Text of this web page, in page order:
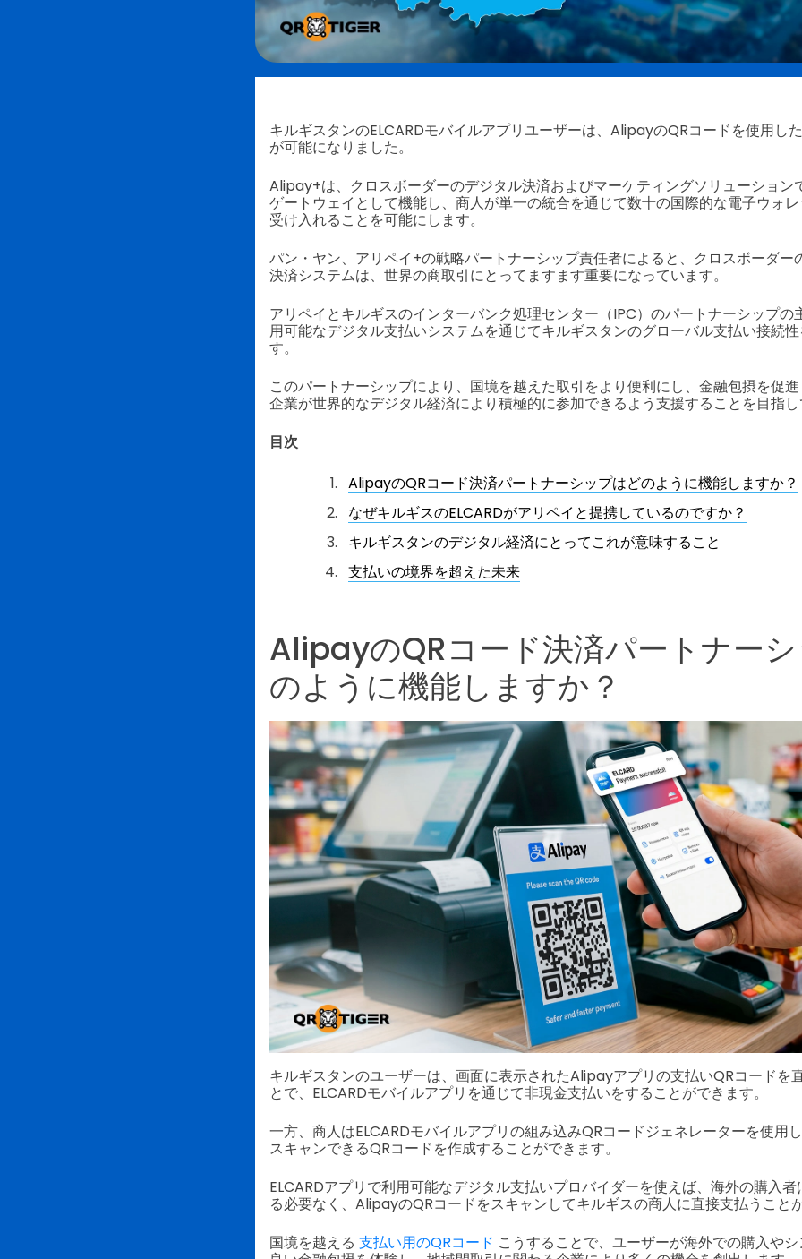
キルギスタンのELCARDモバイルアプリユーザーは、AlipayのQRコードを使用し
が可能になりました。
Alipay+は、クロスボーダーのデジタル決済およびマーケティングソリューション
ゲートウェイとして機能し、商人が単一の統合を通じて数十の国際的な電子ウォ
受け入れることを可能にします。
パン・ヤン、アリペイ+の戦略パートナーシップ責任者によると、クロスボーダー
決済システムは、世界の商取引にとってますます重要になっています。
アリペイとキルギスのインターバンク処理センター（IPC）のパートナーシップの
用可能なデジタル支払いシステムを通じてキルギスタンのグローバル支払い接続
す。
このパートナーシップにより、国境を越えた取引をより便利にし、金融包摂を促
企業が世界的なデジタル経済により積極的に参加できるよう支援することを目指
目次
AlipayのQRコード決済パートナーシップはどのように機能しますか？
なぜキルギスのELCARDがアリペイと提携しているのですか？
キルギスタンのデジタル経済にとってこれが意味すること
支払いの境界を超えた未来
AlipayのQRコード決済パートナー
のように機能しますか？
キルギスタンのユーザーは、画面に表示されたAlipayアプリの支払いQRコードを
とで、ELCARDモバイルアプリを通じて非現金支払いをすることができます。
一方、商人はELCARDモバイルアプリの組み込みQRコードジェネレーターを使用
スキャンできるQRコードを作成することができます。
ELCARDアプリで利用可能なデジタル支払いプロバイダーを使えば、海外の購入
る必要なく、AlipayのQRコードをスキャンしてキルギスの商人に直接支払うこと
国境を越える 支払い用のQRコード こうすることで、ユーザーが海外での購入や